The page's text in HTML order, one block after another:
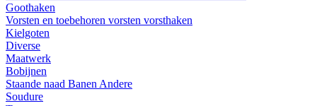
Goothaken
Vorsten en toebehoren vorsten vorsthaken
Kielgoten
Diverse
Maatwerk
Bobijnen
Staande naad Banen Andere
Soudure